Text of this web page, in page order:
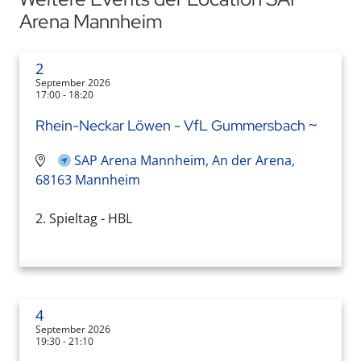
Arena Mannheim
2
September 2026
17:00 - 18:20
Rhein-Neckar Löwen - VfL Gummersbach ~
SAP Arena Mannheim, An der Arena,
68163 Mannheim
2. Spieltag - HBL
4
September 2026
19:30 - 21:10